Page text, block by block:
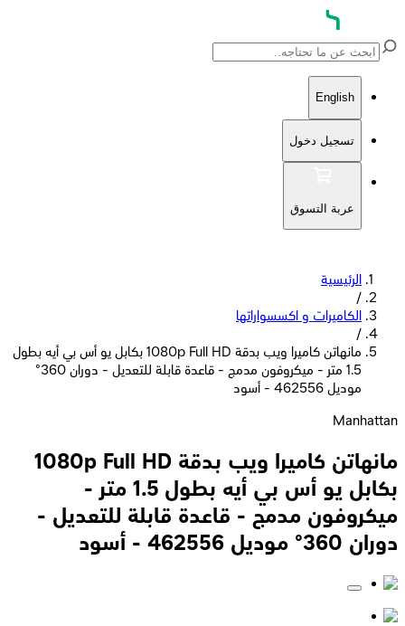
English
تسجيل دخول
عربة التسوق
الرئيسية
/
الكاميرات و اكسسواراتها
/
مانهاتن كاميرا ويب بدقة 1080p Full HD بكابل يو أس بي أيه بطول
1.5 متر - ميكروفون مدمج - قاعدة قابلة للتعديل - دوران 360°
موديل 462556 - أسود
Manhattan
مانهاتن كاميرا ويب بدقة 1080p Full HD
بكابل يو أس بي أيه بطول 1.5 متر -
ميكروفون مدمج - قاعدة قابلة للتعديل -
دوران 360° موديل 462556 - أسود